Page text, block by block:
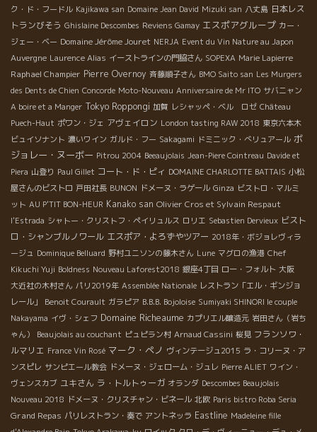
ク・ド・フードル Kajikawa san Domaine Jean David Mizuki san 八丈島 日本レス
トランびそう Ghislaine Descombes Reviens Gamay エスポアグループ カー・
ジェー・ベー Domaine Jérôme Jouret NERJA Event du Vin Nature au Japon
Auvergne Laurence Alias イーストラインの門脇さん SOPEXA Marie Lapierre
Raphael Champier Pierre Overnoy 斉藤順子さん BMO Saito san Les Murgers
des Dents de Chien Concorde Moto-Nouveau Anniversaire de Mr ITO サバニャン
A boire et a Manger Tokyo Roppongi 加賀 レシャッペ・ベル ロゼ Château
Puech-Haut ポワン・ジェ アヴェイロン London tasting RAW 2018 東京六本木
ビュイソナント 濃いワイン ガルド・フー Sakagami ドミニック・べリュアール ボ
ジョレー・ヌーボー Pitrou 2004 Beeaujolais Jean-Piere Cointreau Davide et
Piera 山登り Paul Gillet コート・ド・ピィ DOMAINE CHARLOTTE BATTAIS 小松
屋さんのビストロ 戸田社長 BUNON ドメーヌ・ラゲール Ginza ビストロ・マルミ
ット AU P'TIT BON-HEUR Kanako san Olivier Cros et Sylvain Respaut
l'Estrada シャトー・クリストフ・ペイリュルス ロリエ Sebastien Dervieux ビスト
ロ・シャンブルノワール エスポア・よろずやツアー 2018年・ボジョレヴィラ
ージュ Dominique Belluard 野村ユニソンの藤木さん Lune マグロの漁港 Chef
Kikuchi Yuji Boldness Nouveau Laforest2018 銀座4丁目 ロー・フォルト 大阪
大近社の木村さん パリ2019年 Assemblée Nationale レストラン「エル・ギンジョ
レール」
Benoit Courault ガラピア B.B.B. Bojoloise Sumiyaki SHINORI le couple
Nakayama イヴ・シェフ Domaine Richeaume カプリエル醸造元 岩田さん（岩ち
ゃん）
Beaujolais au couchant ピュピラン村 Arnaud Cassini 桜見 フランソワ・
ルマリエ France Vin Rosé マーク・ペノ ヴィンテージュ2015 ラ・コリーヌ・ア
ンスピレ サンピエール教会 ドメーヌ・ジェローム・ジュレ Pierre ALIET ワイン・
ヴェンスカブ ユキさん ラ・トルトゥーガ オランダ Descombes Beaujolais
Nouveau 2018 ドメーヌ・クリスチャン・ビネール 北欧 Paris bistro Roba Seria
Grand Repas パリレストラン・奏で アントネッラ Eastline Madeleine fille